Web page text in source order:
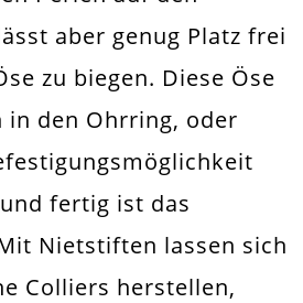
aber genug Platz frei
zu biegen. Diese Öse
in den Ohrring, oder
fertig ist das
Nietstiften lassen sich
Colliers herstellen,